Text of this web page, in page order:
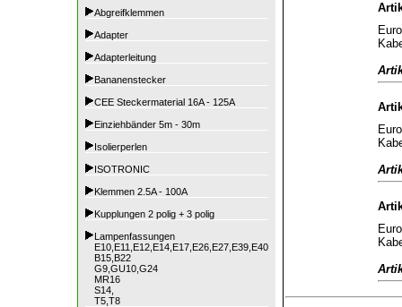
Abgreifklemmen
Adapter
Adapterleitung
Bananenstecker
CEE Steckermaterial 16A - 125A
Einziehbänder 5m - 30m
Isolierperlen
ISOTRONIC
Klemmen 2.5A - 100A
Kupplungen 2 polig + 3 polig
Lampenfassungen
E10,E11,E12,E14,E17,E26,E27,E39,E40
B15,B22
G9,GU10,G24
MR16
S14,
T5,T8